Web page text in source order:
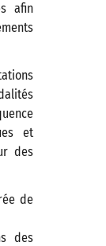
afin
et
des
de
des